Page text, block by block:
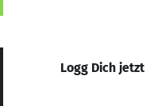
Logg Dich